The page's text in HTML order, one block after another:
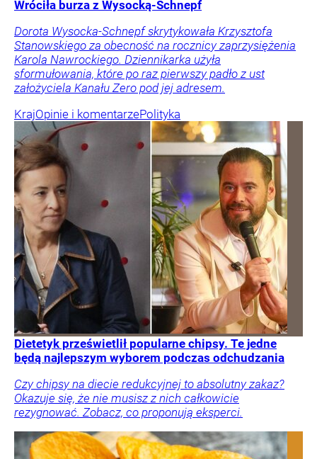
Wróciła burza z Wysocką-Schnepf
Dorota Wysocka-Schnepf skrytykowała Krzysztofa
Stanowskiego za obecność na rocznicy zaprzysiężenia
Karola Nawrockiego. Dziennikarka użyła
sformułowania, które po raz pierwszy padło z ust
założyciela Kanału Zero pod jej adresem.
KrajOpinie i komentarzePolityka
Dietetyk prześwietlił popularne chipsy. Te jedne
będą najlepszym wyborem podczas odchudzania
Czy chipsy na diecie redukcyjnej to absolutny zakaz?
Okazuje się, że nie musisz z nich całkowicie
rezygnować. Zobacz, co proponują eksperci.